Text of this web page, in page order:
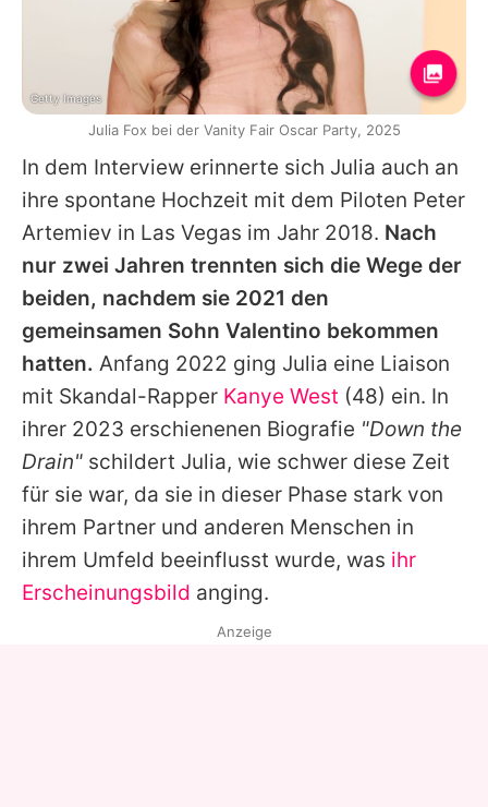
In dem Interview erinnerte sich Julia auch an
ihre spontane Hochzeit mit dem Piloten Peter
Artemiev in Las Vegas im Jahr 2018. Nach
nur zwei Jahren trennten sich die Wege der
beiden, nachdem sie 2021 den
gemeinsamen Sohn Valentino bekommen
hatten. Anfang 2022 ging Julia eine Liaison
mit Skandal-Rapper Kanye West (48) ein. In
ihrer 2023 erschienenen Biografie "Down the
Drain" schildert Julia, wie schwer diese Zeit
für sie war, da sie in dieser Phase stark von
ihrem Partner und anderen Menschen in
ihrem Umfeld beeinflusst wurde, was ihr
Erscheinungsbild anging.
Getty Images
Julia Fox bei der Vanity Fair Oscar Party, 2025
Anzeige